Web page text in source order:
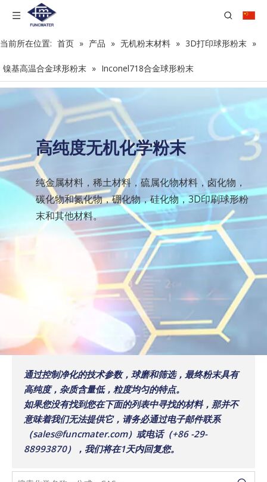
当前所在位置: 首页 » 产品 » 无机粉末材料 » 3D打印球形粉末 »
镍基高温合金球形粉末 » Inconel718合金球形粉末
高纯度无机化学粉末
纯金属材料，稀土材料，硫属化物材料，卤化物，
碳化物和氮化物，硼化物，硅化物，3D印刷球形粉
末和其他材料。
通过控制净化的技术参数，球磨和筛选，最终粉末具有
高纯度，杂质含量低，粒度均匀的特点。
如果您没有找到您在下面的列表中寻找的材料，那并不
意味着我们无法提供它，请务必通过电子邮件联系
（sales@funcmater.com）或电话（+86 -29-
88993870），我们将在1天内回复您。